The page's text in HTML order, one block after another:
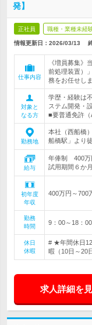
発】
正社員 職種・業種未経
情報更新日：2026/03/13
仕事内容
《増員募集》
前処理装置）
務をお任せしま
対象と
なる方
学歴・経験は
ステム開発・
■要普通免許（
勤務地
本社（西船橋
船橋駅」より
給与
年俸制 400万
試用期間６か
初年度
年収
400万円～700
勤務
時間
9：00～18：
休日
休暇
# ★年間休日
暇（10日～20
求人詳細を